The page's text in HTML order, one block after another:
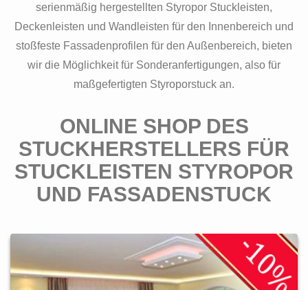
serienmäßig hergestellten Styropor Stuckleisten,
Deckenleisten und Wandleisten für den Innenbereich und
stoßfeste Fassadenprofilen für den Außenbereich, bieten
wir die Möglichkeit für Sonderanfertigungen, also für
maßgefertigten Styroporstuck an.
ONLINE SHOP DES
STUCKHERSTELLERS FÜR
STUCKLEISTEN STYROPOR
UND FASSADENSTUCK